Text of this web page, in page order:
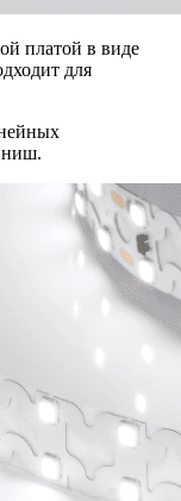
платой в виде
для
ниш.